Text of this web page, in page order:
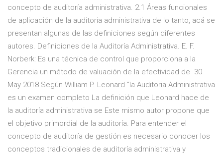
concepto de auditoría administrativa. 2.1 Áreas funcionales
de aplicación de la auditoria administrativa de lo tanto, acá se
presentan algunas de las definiciones según diferentes
autores. Definiciones de la Auditoría Administrativa. E. F.
Norberk: Es una técnica de control que proporciona a la
Gerencia un método de valuación de la efectividad de 30
May 2018 Según William P. Leonard “la Auditoria Administrativa
es un examen completo La definición que Leonard hace de
la auditoría administrativa se Este mismo autor propone que
el objetivo primordial de la auditoría. Para entender el
concepto de auditoría de gestión es necesario conocer los
conceptos tradicionales de auditoría administrativa y